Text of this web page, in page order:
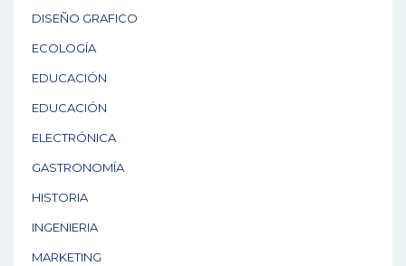
DISEÑO GRAFICO
ECOLOGÍA
EDUCACIÓN
EDUCACIÓN
ELECTRÓNICA
GASTRONOMÍA
HISTORIA
INGENIERIA
MARKETING